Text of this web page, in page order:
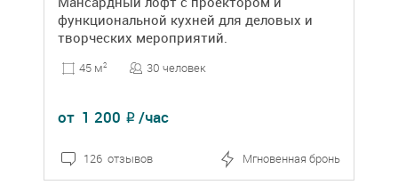
функциональной кухней для деловых и
творческих мероприятий.
45 м2 30 человек
от 1 200 ₽ /час
126 отзывов Мгновенная бронь